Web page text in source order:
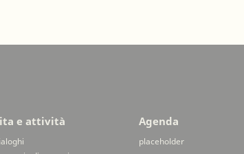
e attività Agenda
placeholder